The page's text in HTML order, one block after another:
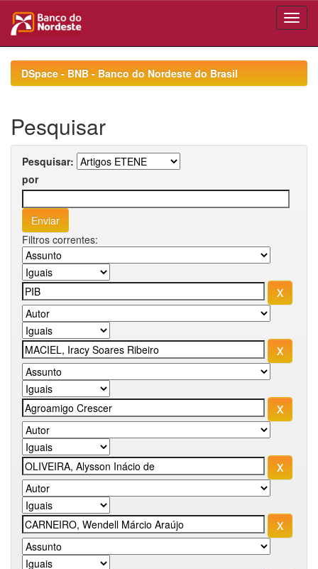
navigationDSpace - BNB - Banco do Nordeste do Brasil
Pesquisar
Pesquisar:
por
Filtros correntes: